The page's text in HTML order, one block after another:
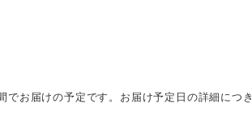
お届けの予定です。お届け予定日の詳細につ